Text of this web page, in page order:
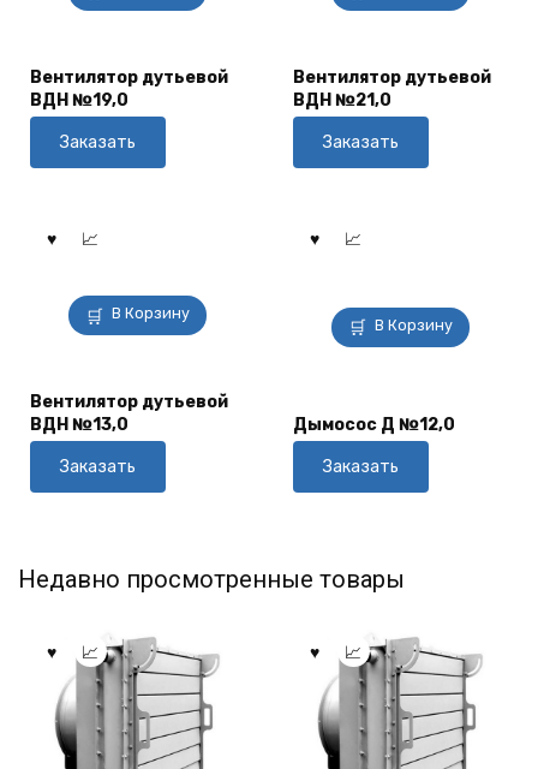
Вентилятор дутьевой
ВДН №19,0
Заказать
Вентилятор дутьевой
ВДН №21,0
Заказать
В Корзину
Вентилятор дутьевой
ВДН №13,0
Заказать
В Корзину
Дымосос Д №12,0
Заказать
Недавно просмотренные товары